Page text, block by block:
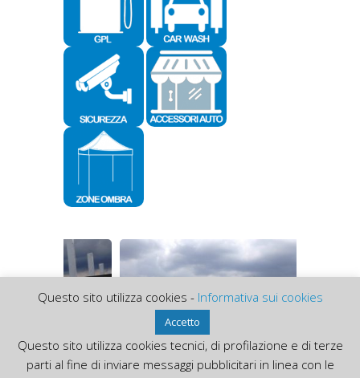
Questo sito utilizza cookies - Informativa sui cookies
Accetto
Questo sito utilizza cookies tecnici, di profilazione e di terze
parti al fine di inviare messaggi pubblicitari in linea con le